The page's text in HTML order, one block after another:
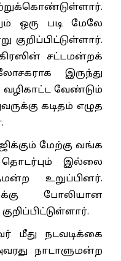
ஒரு படி மேலே
குறிப்பிட்டுள்ளார்.
சட்டமன்றக்
இருந்து
வழிகாட்ட வேண்டும்
கடிதம் எழுத
மேற்கு வங்க
தொடர்பும் இல்லை
உறுப்பினர்.
போலியான
மீது நடவடிக்கை
நாடாளுமன்ற